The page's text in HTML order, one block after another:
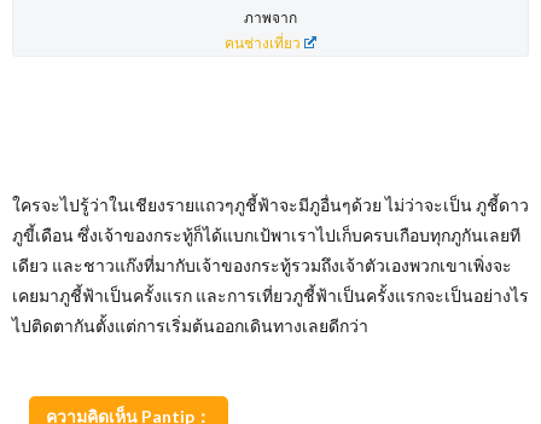
ภาพจาก
คนช่างเที่ยว
ใครจะไปรู้ว่าในเชียงรายแถวๆภูชี้ฟ้าจะมีภูอื่นๆด้วย ไม่ว่าจะเป็น ภูชี้ดาว
ภูขี้เดือน ซึ่งเจ้าของกระทู้ก็ได้แบกเป้พาเราไปเก็บครบเกือบทุกภูกันเลยที
เดียว และชาวแก๊งที่มากับเจ้าของกระทู้รวมถึงเจ้าตัวเองพวกเขาเพิ่งจะ
เคยมาภูชี้ฟ้าเป็นครั้งแรก และการเที่ยวภูชี้ฟ้าเป็นครั้งแรกจะเป็นอย่างไร
ไปติดตากันตั้งแต่การเริ่มต้นออกเดินทางเลยดีกว่า
ความคิดเห็น Pantip：